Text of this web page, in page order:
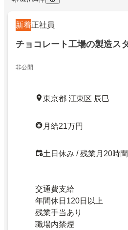
新着正社員
チョコレート工場の製造ス
非公開
東京都 江東区 辰巳
月給21万円
土日休み / 残業月20時
交通費支給
年間休日120日以上
残業手当あり
職場内禁煙